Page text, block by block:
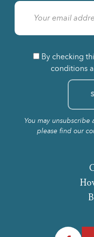
By checking
conditions
You may unsubscribe
please find our
Facebook